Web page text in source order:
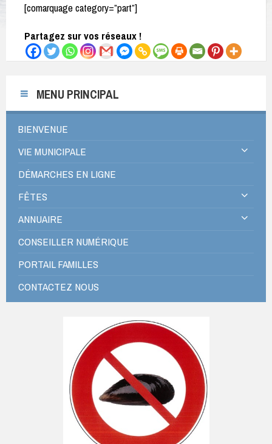
[comarquage category=”part”]
Partagez sur vos réseaux !
MENU PRINCIPAL
BIENVENUE
VIE MUNICIPALE
DÉMARCHES EN LIGNE
FÊTES
ANNUAIRE
CONSEILLER NUMÉRIQUE
PORTAIL FAMILLES
CONTACTEZ NOUS